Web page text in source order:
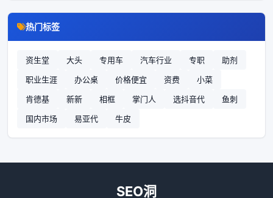
热门标签
资生堂 大头 专用车 汽车行业 专职
助剂
职业生涯
办公桌 价格便宜 资费
小菜
肯德基
新新 相框 掌门人 选抖音代
鱼刺
国内市场
易亚代 牛皮
SEO洞